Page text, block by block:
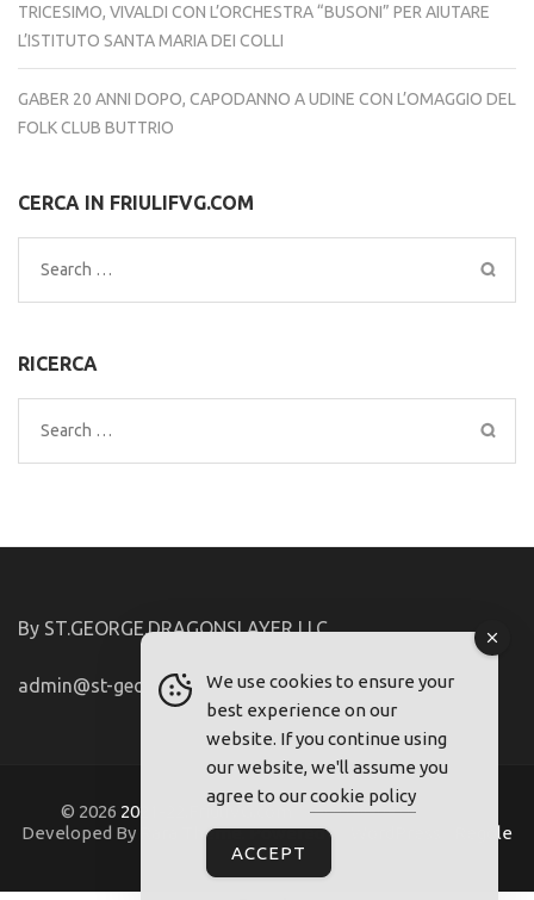
TRICESIMO, VIVALDI CON L’ORCHESTRA “BUSONI” PER AIUTARE
L’ISTITUTO SANTA MARIA DEI COLLI
GABER 20 ANNI DOPO, CAPODANNO A UDINE CON L’OMAGGIO DEL
FOLK CLUB BUTTRIO
CERCA IN FRIULIFVG.COM
Search
for:
RICERCA
Search
for:
By ST.GEORGE.DRAGONSLAYER LLC
admin@st-george-dragonslayer.com
© 2026 2021-22.FriuliVG.com
. Metro Magazine Pro |
Developed By
Rara Theme. Powered by Regole
We use cookies to ensure your
best experience on our
website. If you continue using
our website, we'll assume you
agree to ourcookie policy
ACCEPT